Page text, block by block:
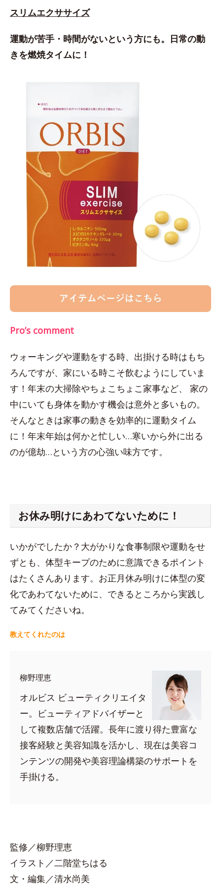
スリムエクササイズ
運動が苦手・時間がないという方にも。日常の動
きを燃焼タイムに！
Pro’s comment
ウォーキングや運動をする時、出掛ける時はもち
ろんですが、家にいる時こそ飲むようにしていま
す！年末の大掃除やちょこちょこ家事など、 家の
中にいても身体を動かす機会は意外と多いもの。
そんなときは家事の動きを効率的に運動タイム
に！年末年始は何かと忙しい…寒いから外に出る
のが億劫…という方の心強い味方です。
お休み明けにあわてないために！
いかがでしたか？大がかりな食事制限や運動をせ
ずとも、体型キープのために意識できるポイント
はたくさんあります。お正月休み明けに体型の変
化であわてないために、できるところから実践し
てみてくださいね。
教えてくれたのは
柳野理恵
オルビス ビューティクリエイタ
ー。ビューティアドバイザーと
して複数店舗で活躍。長年に渡り得た豊富な
接客経験と美容知識を活かし、現在は美容コ
ンテンツの開発や美容理論構築のサポートを
手掛ける。
監修／柳野理恵
イラスト／二階堂ちはる
文・編集／清水尚美